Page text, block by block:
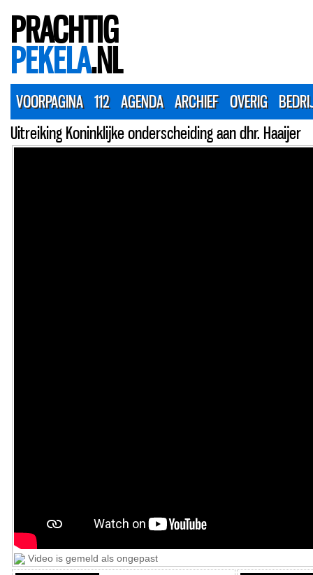
PRACHTIG
PEKELA.NL
VOORPAGINA 112 AGENDA ARCHIEF OVERIG
Uitreiking Koninklijke onderscheiding aan dhr. Haaijer
Video is gemeld als ongepast